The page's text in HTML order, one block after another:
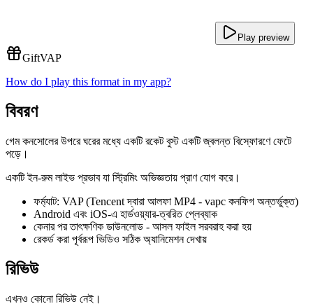
Play preview
GiftVAP
How do I play this format in my app?
বিবরণ
গেম কনসোলের উপরে ঘরের মধ্যে একটি রকেট বুস্ট একটি জ্বলন্ত বিস্ফোরণে ফেটে
পড়ে।
একটি ইন-রুম লাইভ প্রভাব যা স্ট্রিমিং অভিজ্ঞতায় প্রাণ যোগ করে।
ফর্ম্যাট: VAP (Tencent দ্বারা আলফা MP4 - vapc কনফিগ অন্তর্ভুক্ত)
Android এবং iOS-এ হার্ডওয়্যার-ত্বরিত প্লেব্যাক
কেনার পর তাৎক্ষণিক ডাউনলোড - আসল ফাইল সরবরাহ করা হয়
রেকর্ড করা পূর্বরূপ ভিডিও সঠিক অ্যানিমেশন দেখায়
রিভিউ
এখনও কোনো রিভিউ নেই।